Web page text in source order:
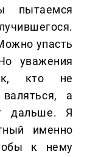
пытаемся
упасть
уважения
кто не
а
дальше. Я
именно
к нему